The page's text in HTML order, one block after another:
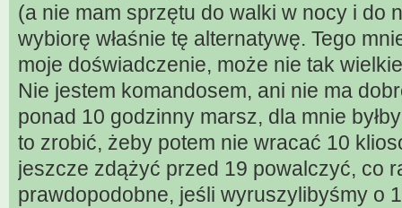
(a nie mam sprzętu do walki w nocy i do
wybiorę właśnie tę alternatywę. Tego
moje doświadczenie, może nie tak
Nie jestem komandosem, ani nie ma
ponad 10 godzinny marsz, dla mnie
to zrobić, żeby potem nie wracać 10
jeszcze zdążyć przed 19 powalczyć, co
prawdopodobne, jeśli wyruszylibyśmy o